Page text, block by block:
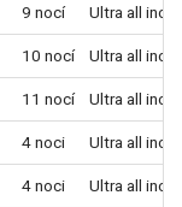
9 nocí Ultra all
10 nocí Ultra all
11 nocí Ultra all
4 noci Ultra all
4 noci Ultra all